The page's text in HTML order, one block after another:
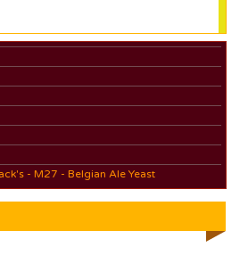
- M27 - Belgian Ale Yeast